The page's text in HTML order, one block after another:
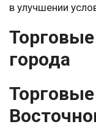
в улучшении
города